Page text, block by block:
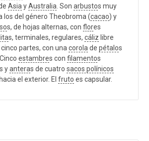
Asia yAustralia . Son arbustos muy
los del género Theobroma (cacao) y
s, de hojas alternas, con flores
s, terminales, regulares, cáliz libre
partes, con una corola de pétalos
estambres con filamentos
yanteras de cuatro sacos polínicos
el exterior. El fruto es capsular.